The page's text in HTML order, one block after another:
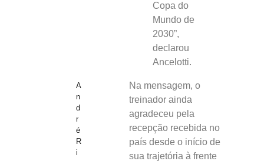
A
n
d
r
é
R
i
Copa do
Mundo de
2030”,
declarou
Ancelotti.
Na mensagem, o
treinador ainda
agradeceu pela
recepção recebida no
país desde o início de
sua trajetória à frente